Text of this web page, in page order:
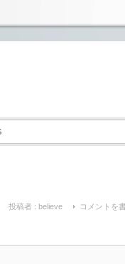
投稿者 : believe コメントを